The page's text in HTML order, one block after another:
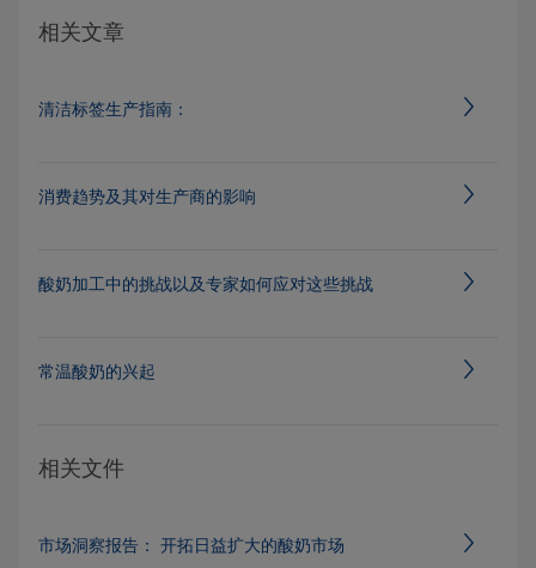
相关文章
清洁标签生产指南：
消费趋势及其对生产商的影响
酸奶加工中的挑战以及专家如何应对这些挑战
常温酸奶的兴起
相关文件
市场洞察报告： 开拓日益扩大的酸奶市场